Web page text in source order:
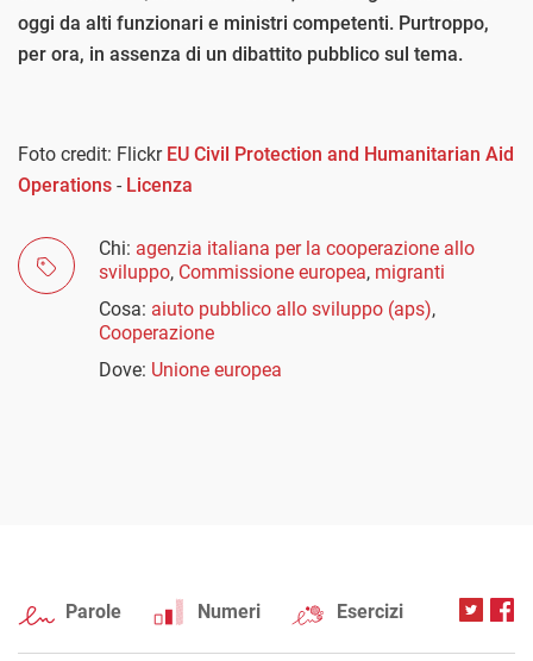
oggi da alti funzionari e ministri competenti. Purtroppo,
per ora, in assenza di un dibattito pubblico sul tema.
Foto credit: Flickr EU Civil Protection and Humanitarian Aid
Operations - Licenza
Chi: agenzia italiana per la cooperazione allo
sviluppo, Commissione europea, migranti
Cosa: aiuto pubblico allo sviluppo (aps),
Cooperazione
Dove: Unione europea
Parole Numeri Esercizi